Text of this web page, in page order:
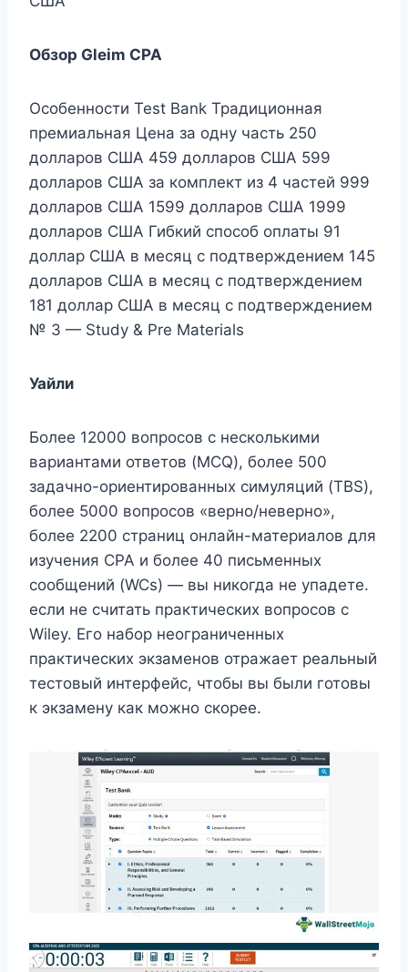
Обзор Gleim CPA
Особенности Test Bank Традиционная
премиальная Цена за одну часть 250
долларов США 459 долларов США 599
долларов США за комплект из 4 частей 999
долларов США 1599 долларов США 1999
долларов США Гибкий способ оплаты 91
доллар США в месяц с подтверждением 145
долларов США в месяц с подтверждением
181 доллар США в месяц с подтверждением
№ 3 — Study & Pre Materials
Уайли
Более 12000 вопросов с несколькими
вариантами ответов (MCQ), более 500
задачно-ориентированных симуляций (TBS),
более 5000 вопросов «верно/неверно»,
более 2200 страниц онлайн-материалов для
изучения CPA и более 40 письменных
сообщений (WCs) — вы никогда не упадете.
если не считать практических вопросов с
Wiley. Его набор неограниченных
практических экзаменов отражает реальный
тестовый интерфейс, чтобы вы были готовы
к экзамену как можно скорее.